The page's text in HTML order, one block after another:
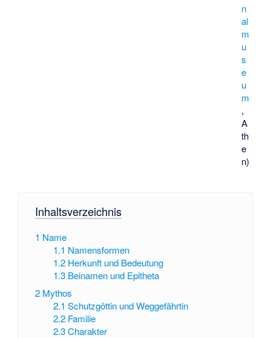
n
al
m
u
s
e
u
m
,
A
th
e
n)
Inhaltsverzeichnis
1 Name
1.1 Namensformen
1.2 Herkunft und Bedeutung
1.3 Beinamen und Epitheta
2 Mythos
2.1 Schutzgöttin und Weggefährtin
2.2 Familie
2.3 Charakter